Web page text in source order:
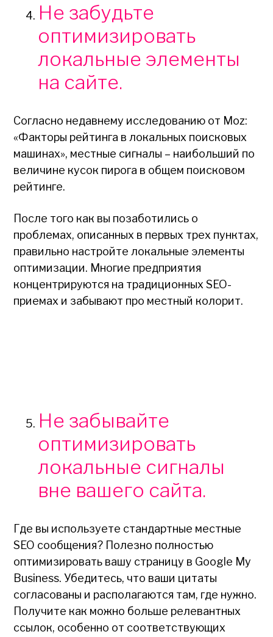
Не забудьте
оптимизировать
локальные элементы
на сайте.
Согласно недавнему исследованию от Moz:
«Факторы рейтинга в локальных поисковых
машинах», местные сигналы – наибольший по
величине кусок пирога в общем поисковом
рейтинге.
После того как вы позаботились о
проблемах, описанных в первых трех пунктах,
правильно настройте локальные элементы
оптимизации. Многие предприятия
концентрируются на традиционных SEO-
приемах и забывают про местный колорит.
Не забывайте
оптимизировать
локальные сигналы
вне вашего сайта.
Где вы используете стандартные местные
SEO сообщения? Полезно полностью
оптимизировать вашу страницу в Google My
Business. Убедитесь, что ваши цитаты
согласованы и располагаются там, где нужно.
Получите как можно больше релевантных
ссылок, особенно от соответствующих